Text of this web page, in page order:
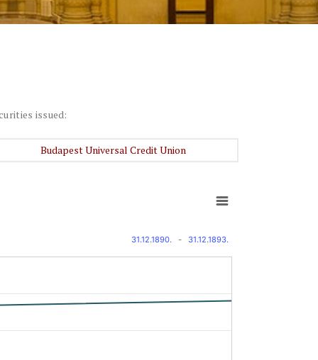
issued:
Budapest Universal Credit Union
31.12.1890. - 31.12.1893.